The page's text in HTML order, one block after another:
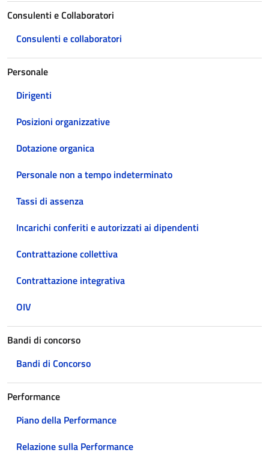
Consulenti e Collaboratori
Consulenti e collaboratori
Personale
Dirigenti
Posizioni organizzative
Dotazione organica
Personale non a tempo indeterminato
Tassi di assenza
Incarichi conferiti e autorizzati ai dipendenti
Contrattazione collettiva
Contrattazione integrativa
OIV
Bandi di concorso
Bandi di Concorso
Performance
Piano della Performance
Relazione sulla Performance